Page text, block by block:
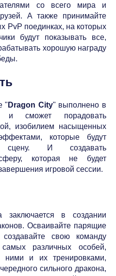
со всего мира и
А также принимайте
PvP поединках, на которых
будут показывать все,
хорошую награду
" Dragon City" выполнено в
и сможет порадовать
изобилием насыщенных
которые будут
сцену. И создавать
которая не будет
игровой сессии.
заключается в создании
Осваивайте парящие
свою команду
различных особей,
ними и их тренировками,
сильного дракона,